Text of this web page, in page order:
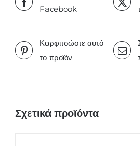
Facebook
Καρφιτσώστε αυτό
το προϊόν
Σχετικά προϊόντα